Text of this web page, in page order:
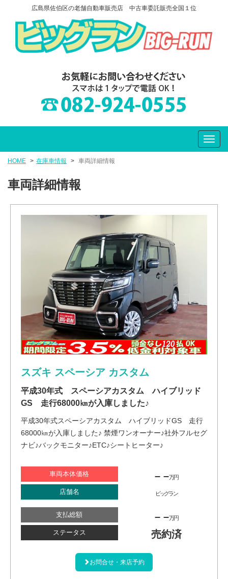
広島県佐伯区の老舗自動車販売店 中古車委託販売全国１位
HOME 在庫車情報 車両詳細情報
車両詳細情報
スズキ スペーシア カスタム
平成30年式 スペーシアカスタム ハイブリッド
GS 走行68000㎞が入庫しました♪
平成30年式スペーシアカスタム ハイブリッドGS 走行
68000㎞が入庫しました♪ 禁煙ワンオーナー♪社外フルセグ
ナビ♪バックモニター♪ETC♪シートヒーター♪
車両本体価格 – –万円
店舗名 ビッグラン
支払総額 – –万円
ステータス 売約済
お問合せ・来店予約